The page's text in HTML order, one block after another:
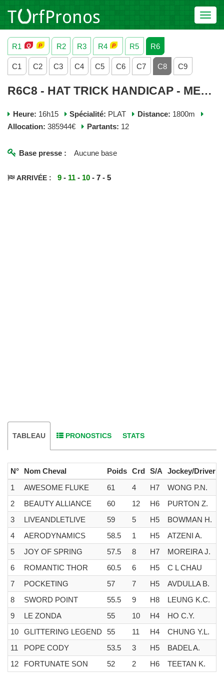
R1
R2 R3 R4 R5 R6
C1 C2 C3 C4 C5 C6 C7 C8 C9
R6C8 - HAT TRICK HANDICAP - MERCREDI 08 JUILLET 2026
Heure: 16h15 Spécialité: PLAT Distance: 1800m
Allocation: 385944€ Partants: 12
Base presse : Aucune base
ARRIVÉE : 9 - 11 - 10 - 7 - 5
TABLEAU PRONOSTICS STATS
N° Nom Cheval Poids Crd S/A Jockey/Driver
1
AWESOME FLUKE 61 4 H7 WONG P.N.
2
BEAUTY ALLIANCE 60 12 H6 PURTON Z.
3
LIVEANDLETLIVE 59 5 H5 BOWMAN H.
4
AERODYNAMICS 58.5 1 H5 ATZENI A.
5
JOY OF SPRING 57.5 8 H7 MOREIRA J.
6
ROMANTIC THOR 60.5 6 H5 C L CHAU
7
POCKETING 57 7 H5 AVDULLA B.
8
SWORD POINT 55.5 9 H8 LEUNG K.C.
9
LE ZONDA 55 10 H4 HO C.Y.
10
GLITTERING LEGEND 55 11 H4 CHUNG Y.L.
11
POPE CODY 53.5 3 H5 BADEL A.
12
FORTUNATE SON 52 2 H6 TEETAN K.